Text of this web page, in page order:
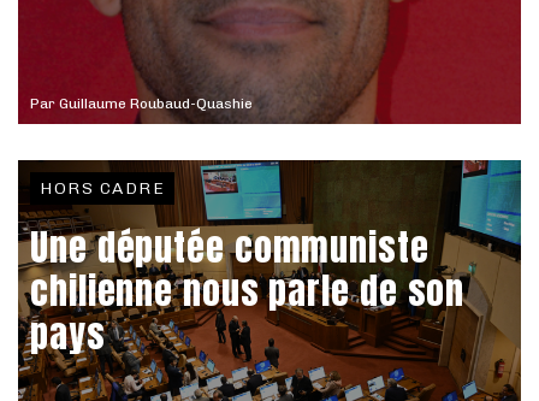
Par Guillaume Roubaud-Quashie
HORS CADRE
Une députée communiste
chilienne nous parle de son
pays